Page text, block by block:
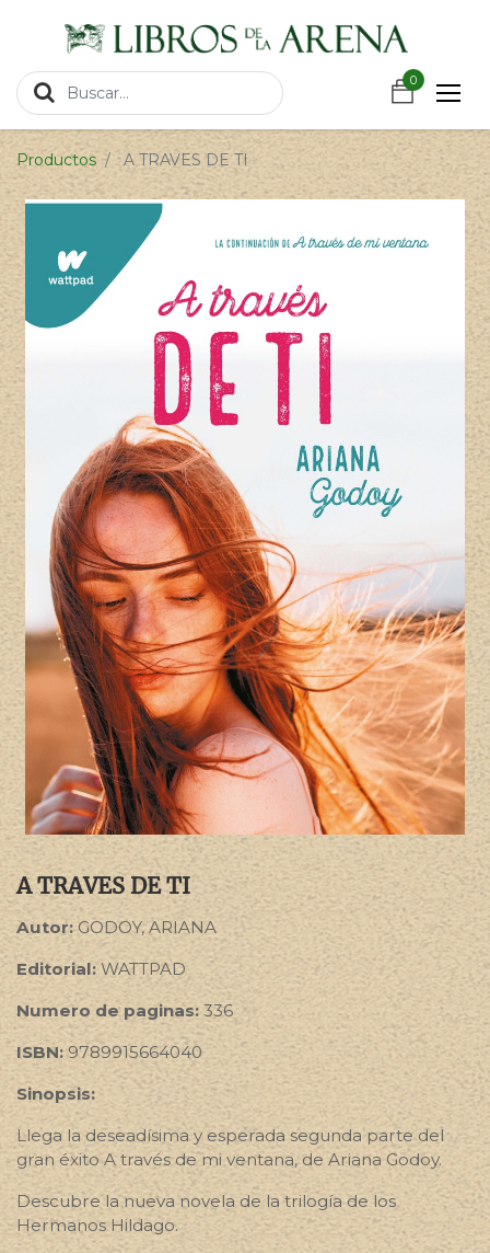
0
0
Productos A TRAVES DE TI
A TRAVES DE TI
Autor:GODOY, ARIANA
Editorial:WATTPAD
Numero de paginas: 336
ISBN:9789915664040
Sinopsis:
Llega la deseadísima y esperada segunda parte del
gran éxito A través de mi ventana, de Ariana Godoy.
Descubre la nueva novela de la trilogía de los
Hermanos Hildago.